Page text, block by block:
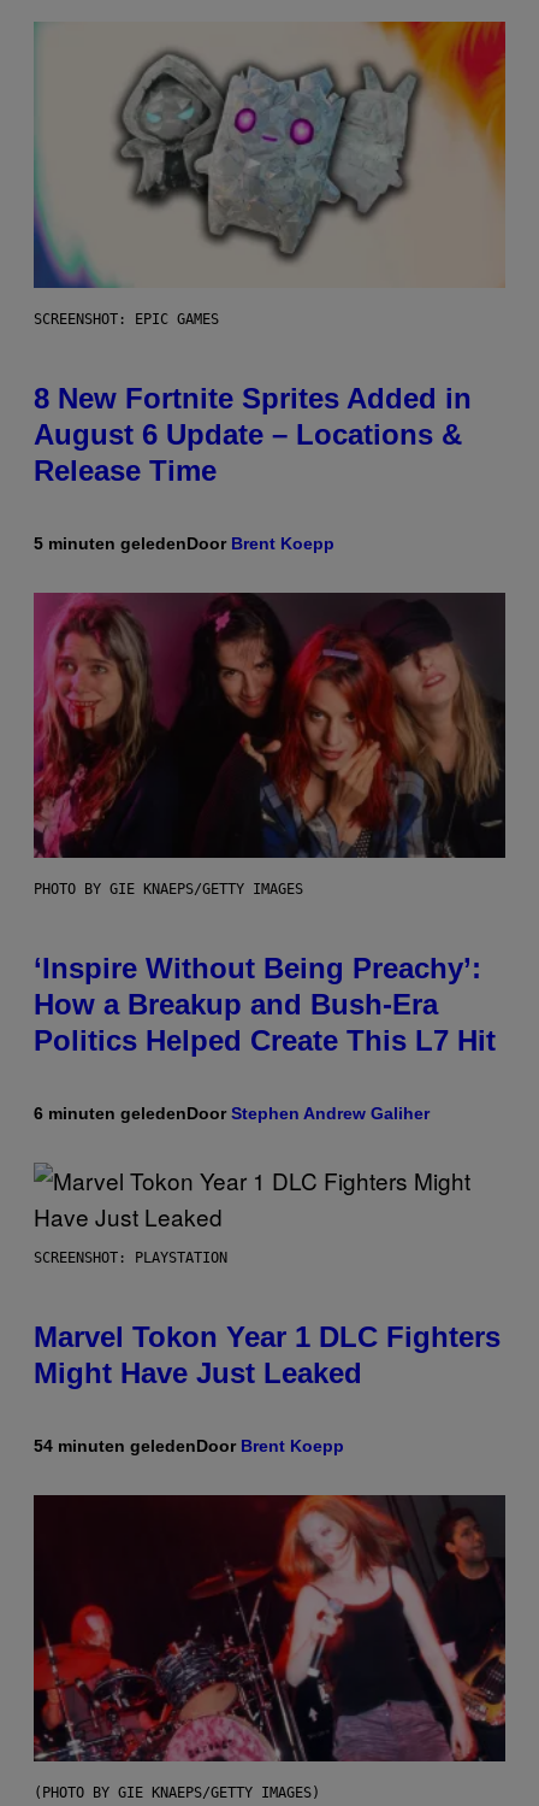
SCREENSHOT: EPIC GAMES
8 New Fortnite Sprites Added in
August 6 Update – Locations &
Release Time
5 minuten geledenDoor Brent Koepp
PHOTO BY GIE KNAEPS/GETTY IMAGES
‘Inspire Without Being Preachy’:
How a Breakup and Bush-Era
Politics Helped Create This L7 Hit
6 minuten geledenDoorStephen Andrew Galiher
SCREENSHOT: PLAYSTATION
Marvel Tokon Year 1 DLC Fighters
Might Have Just Leaked
54 minuten geledenDoor Brent Koepp
(PHOTO BY GIE KNAEPS/GETTY IMAGES)